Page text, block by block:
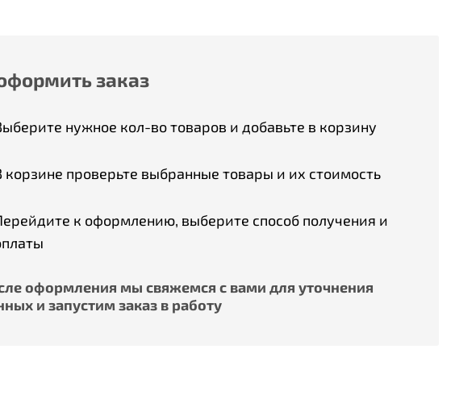
заказ
нужное кол-во товаров и добавьте в корзину
корзине проверьте выбранные товары и их стоимость
к оформлению, выберите способ получения и
оформления мы свяжемся с вами для уточнения
и запустим заказ в работу